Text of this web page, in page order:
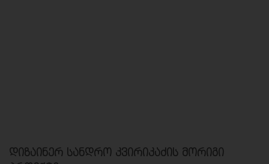
დიზაინერ სანდრო კვირიკაძის მორიგი